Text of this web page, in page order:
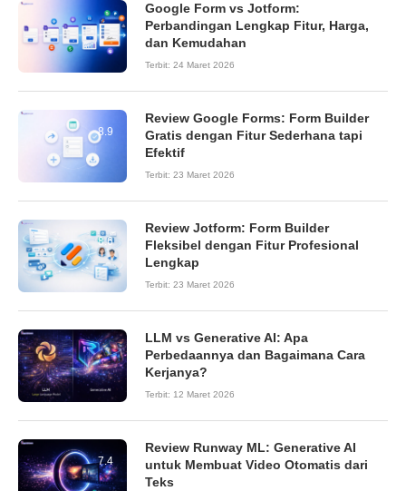
Google Form vs Jotform:
Perbandingan Lengkap Fitur, Harga,
dan Kemudahan
Terbit: 24 Maret 2026
8.9
Review Google Forms: Form Builder
Gratis dengan Fitur Sederhana tapi
Efektif
Terbit: 23 Maret 2026
8.6
Review Jotform: Form Builder
Fleksibel dengan Fitur Profesional
Lengkap
Terbit: 23 Maret 2026
LLM vs Generative AI: Apa
Perbedaannya dan Bagaimana Cara
Kerjanya?
Terbit: 12 Maret 2026
7.4
Review Runway ML: Generative AI
untuk Membuat Video Otomatis dari
Teks